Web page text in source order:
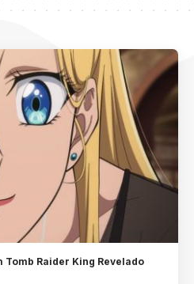
Raider King Revelado